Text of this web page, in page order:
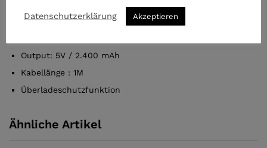
Größe: 80x40x18 mm
Output: 5V / 2.400 mAh
Kabellänge : 1M
Überladeschutzfunktion
Ähnliche Artikel
Datenschutzerklärung Akzeptieren